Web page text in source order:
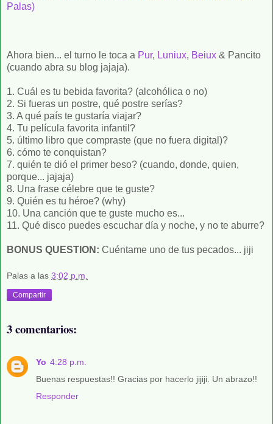
Palas)
Ahora bien... el turno le toca a Pur, Luniux, Beiux & Pancito
(cuando abra su blog jajaja).
1. Cuál es tu bebida favorita? (alcohólica o no)
2. Si fueras un postre, qué postre serías?
3. A qué país te gustaría viajar?
4. Tu película favorita infantil?
5. último libro que compraste (que no fuera digital)?
6. cómo te conquistan?
7. quién te dió el primer beso? (cuando, donde, quien,
porque... jajaja)
8. Una frase célebre que te guste?
9. Quién es tu héroe? (why)
10. Una canción que te guste mucho es...
11. Qué disco puedes escuchar día y noche, y no te aburre?
BONUS QUESTION: Cuéntame uno de tus pecados... jiji
Palas a las 3:02 p.m.
Compartir
3 comentarios:
Yo 4:28 p.m.
Buenas respuestas!! Gracias por hacerlo jijiji. Un abrazo!!
Responder